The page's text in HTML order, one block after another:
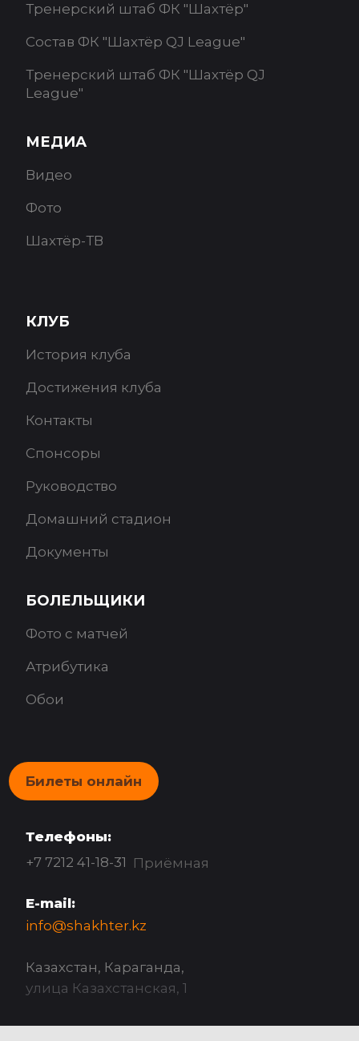
Тренерский штаб ФК "Шахтёр"
Состав ФК "Шахтёр QJ League"
Тренерский штаб ФК "Шахтёр QJ
League"
МЕДИА
Видео
Фото
Шахтёр-ТВ
КЛУБ
История клуба
Достижения клуба
Контакты
Спонсоры
Руководство
Домашний стадион
Документы
БОЛЕЛЬЩИКИ
Фото с матчей
Атрибутика
Обои
Билеты онлайн
Телефоны:
+7 7212 41-18-31 Приёмная
E-mail:
info@shakhter.kz
Казахстан, Караганда,
улица Казахстанская, 1